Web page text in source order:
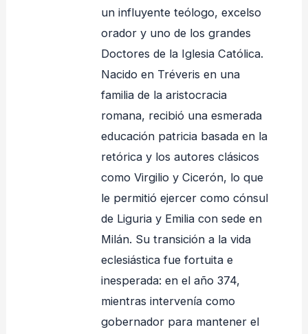
un influyente teólogo, excelso
orador y uno de los grandes
Doctores de la Iglesia Católica.
Nacido en Tréveris en una
familia de la aristocracia
romana, recibió una esmerada
educación patricia basada en la
retórica y los autores clásicos
como Virgilio y Cicerón, lo que
le permitió ejercer como cónsul
de Liguria y Emilia con sede en
Milán. Su transición a la vida
eclesiástica fue fortuita e
inesperada: en el año 374,
mientras intervenía como
gobernador para mantener el